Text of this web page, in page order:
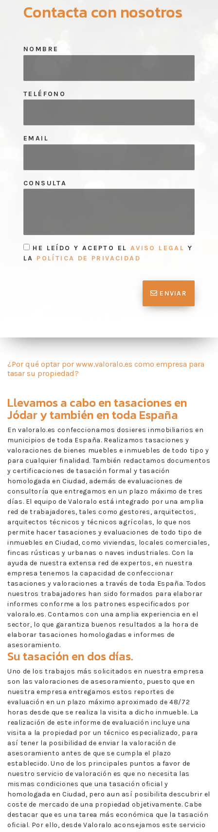
Contacta con nosotros
NOMBRE
TELÉFONO
EMAIL
CONSULTA
HE LEÍDO Y ACEPTO EL AVISO LEGAL Y
LA POLÍTICA DE PRIVACIDAD
ENVIAR
¿Por qué optar por www.valoralo.es como empresa para
tasar su propiedad?
Llevamos a cabo entasaciones en
Jódary también en toda España
En valoralo.es confeccionamos dosieres inmobiliarios en
municipios de toda España. Realizamos tasaciones y
valoraciones de bienes muebles e inmuebles de todo tipo y
para cualquier finalidad. También redactamos documentos
y certificaciones de tasación formal y tasación
homologada en Ciudad, además de evaluaciones de
consultoría que entregamos en un plazo máximo de tres
días. El equipo de Valoralo está integrado por una amplia
red de trabajadores, tales como gestores, arquitectos,
arquitectos técnicos y técnicos agrícolas, lo que nos
permite hacer tasaciones y evaluaciones de todo tipo de
inmuebles en Ciudad, como viviendas, locales comerciales,
fincas rústicas y urbanas o naves industriales. Con la
ayuda de nuestra extensa red de expertos, en nuestra
empresa tenemos la capacidad de confeccionar
tasaciones y valoraciones a través de toda España. Todos
nuestros trabajadores han sido formados para elaborar
informes conforme a los patrones especificados por
valoralo.es. Contamos con una amplia experiencia en el
sector, lo que garantiza buenos resultados a la hora de
elaborar tasaciones homologadas e informes de
asesoramiento.
Su tasación en dos días.
Uno de los trabajos más solicitados en nuestra empresa
son las valoraciones de asesoramiento, puesto que en
nuestra empresa entregamos estos reportes de
evaluación en un plazo máximo aproximado de 48/72
horas desde que se realiza la visita a dicho inmueble. La
realización de este informe de evaluación incluye una
visita a la propiedad por un técnico especializado, para
así tener la posibilidad de enviar la valoración de
asesoramiento antes de que se cumpla el plazo
establecido. Uno de los principales puntos a favor de
nuestro servicio de valoración es que no necesita las
mismas condiciones que una tasación oficial y
homologada en Ciudad, pero aun así posibilita descubrir el
coste de mercado de una propiedad objetivamente. Cabe
destacar que es una tarea más económica que la tasación
oficial. Por ello, desde Valoralo aconsejamos este servicio